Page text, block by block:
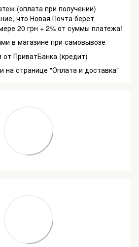
(оплата при получении)
что Новая Почта берет
20 грн + 2% от суммы платежа!
в магазине при самовывозе
ПриватБанка (кредит)
на странице "Оплата и доставка"